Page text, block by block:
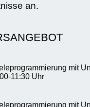
an.
mit
11:30 Uhr
mit